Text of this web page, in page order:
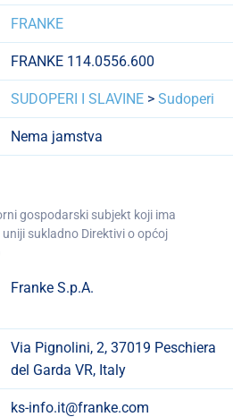
FRANKE
FRANKE 114.0556.600
SUDOPERI I SLAVINE> Sudoperi
Nema jamstva
gospodarski subjekt koji ima
sukladno Direktivi o općoj
Franke S.p.A.
Via Pignolini, 2, 37019 Peschiera
del Garda VR, Italy
ks-info.it@franke.com